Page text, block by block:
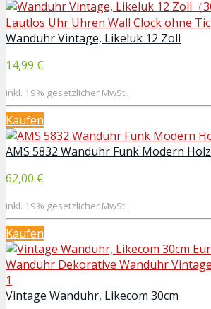
Wanduhr Vintage, Likeluk 12 Zoll
14,99 €
inkl. 19% gesetzlicher MwSt.
Kaufen
AMS 5832 Wanduhr Funk Modern Holz
62,00 €
inkl. 19% gesetzlicher MwSt.
Kaufen
Vintage Wanduhr, Likecom 30cm